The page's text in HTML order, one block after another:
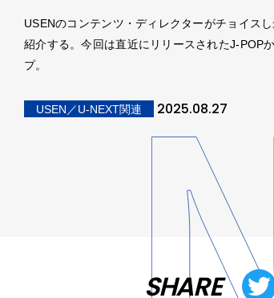
USENのコンテンツ・ディレクターがチョイス
紹介する。今回は直近にリリースされたJ-POP
プ。
USEN／U-NEXT関連 2025.08.27
SHARE